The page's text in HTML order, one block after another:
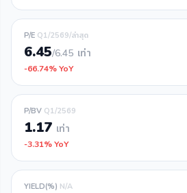
P/E Q1/2569/ล่าสุด
6.45/6.45 เท่า
-66.74% YoY
P/BV Q1/2569
1.17 เท่า
-3.31% YoY
YIELD(%) N/A